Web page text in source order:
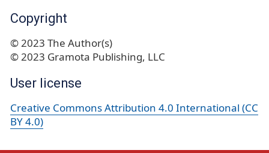
Copyright
© 2023 The Author(s)
© 2023 Gramota Publishing, LLC
User license
Creative Commons Attribution 4.0 International (CC
BY 4.0)